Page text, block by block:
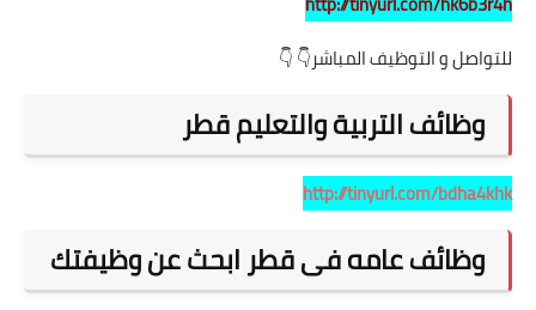
للتواصل و التوظيف المباشر👇 👇
وظائف التربية والتعليم قطر
http://tinyurl.com/bdha4khk
وظائف عامه فى قطر ابحث عن وظيفتك